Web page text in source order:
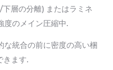
層の分離) またはラミネ
度のメイン圧縮中.
な統合の前に密度の高い梱
きます.